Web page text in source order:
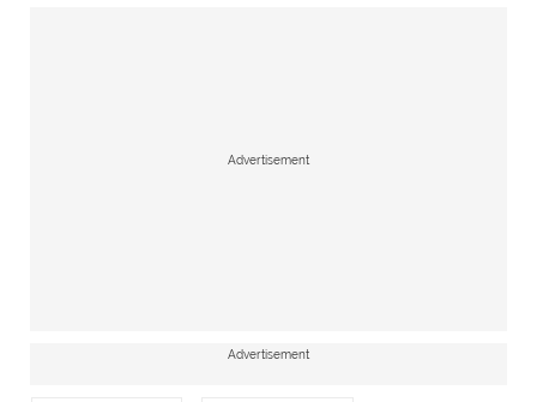
Advertisement
Advertisement